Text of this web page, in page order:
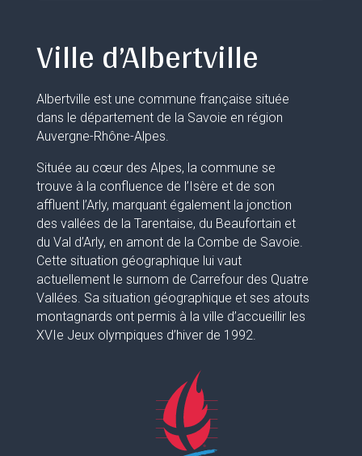
Ville d’Albertville
Albertville est une commune française située
dans le département de la Savoie en région
Auvergne-Rhône-Alpes.
Située au cœur des Alpes, la commune se
trouve à la confluence de l’Isère et de son
affluent l’Arly, marquant également la jonction
des vallées de la Tarentaise, du Beaufortain et
du Val d’Arly, en amont de la Combe de Savoie.
Cette situation géographique lui vaut
actuellement le surnom de Carrefour des Quatre
Vallées. Sa situation géographique et ses atouts
montagnards ont permis à la ville d’accueillir les
XVIe Jeux olympiques d’hiver de 1992.